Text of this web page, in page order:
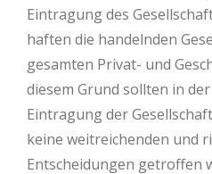
Eintragung des
haften die handelnden
gesamten Privat- und
diesem Grund sollten in
Eintragung der
keine weitreichenden und
Entscheidungen getroffen